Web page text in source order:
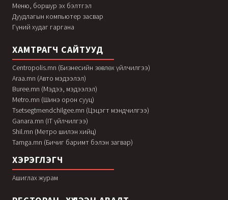
Меню, боршур эх бэлтгэл
Дуудлагын компьютер засвар
Гүний худаг гаргана
ХАМТРАГЧ САЙТУУД
Centropolis.mn (Бизнесийн зөвлөх үйлчилгээ)
Araa.mn (Авто мэдээлэл)
Buree.mn (Мэдээ, мэдээлэл)
Metro.mn (Шинэ орон сууц)
Tsetsegtmendchilgee.mn (Цэцэгт мэндчилгээ)
Ganara.mn (IT үйлчилгээ)
Shil.mn (Метро шилэн хийц)
Tamga.mn (Бичиг баримт бэлэн загвар)
ХЭРЭГЛЭГЧ
Ашиглах журам